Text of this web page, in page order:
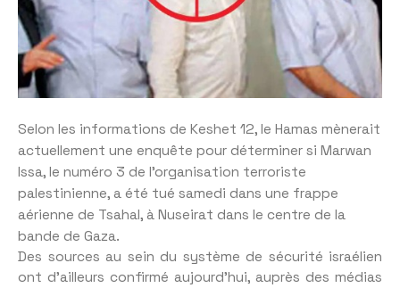
Selon les informations de Keshet 12, le Hamas mènerait
actuellement une enquête pour déterminer si Marwan
Issa, le numéro 3 de l’organisation terroriste
palestinienne, a été tué samedi dans une frappe
aérienne de Tsahal, à Nuseirat dans le centre de la
bande de Gaza.
Des sources au sein du système de sécurité israélien
ont d’ailleurs confirmé aujourd’hui, auprès des médias